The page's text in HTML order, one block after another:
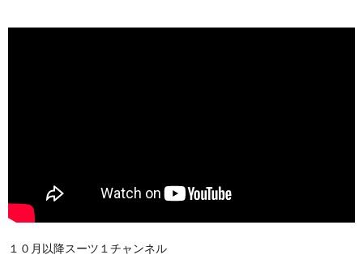
１０月以降スーツ１チャンネル